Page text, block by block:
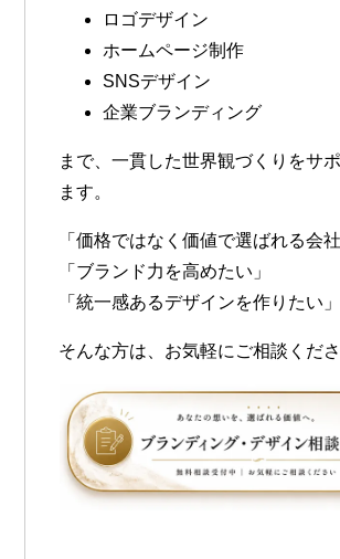
ロゴデザイン
ホームページ制作
SNSデザイン
企業ブランディング
まで、一貫した世界観づくりをサ
ます。
「価格ではなく価値で選ばれる会
「ブランド力を高めたい」
「統一感あるデザインを作りたい」
そんな方は、お気軽にご相談くださ